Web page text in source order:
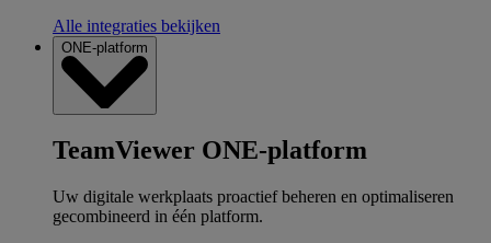
Alle integraties bekijken
ONE-platform
TeamViewer ONE-platform
Uw digitale werkplaats proactief beheren en optimaliseren
gecombineerd in één platform.